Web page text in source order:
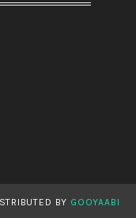
BY GOOYAABI